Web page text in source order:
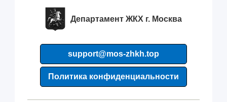
Департамент ЖКХ г. Москва
support@mos-zhkh.top
Политика конфиденциальности